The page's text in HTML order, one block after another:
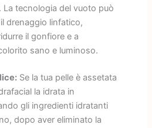
La tecnologia del vuoto può
drenaggio linfatico,
il gonfiore e a
sano e luminoso.
Se la tua pelle è assetata
la idrata in
gli ingredienti idratanti
dopo aver eliminato la